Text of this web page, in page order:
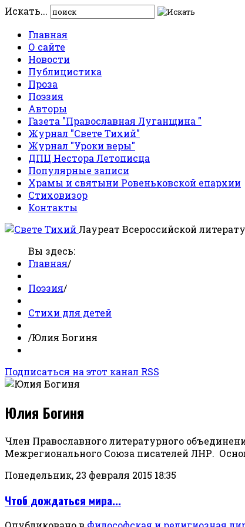
Искать...
Главная
О сайте
Новости
Публицистика
Проза
Поэзия
Авторы
Газета "Православная Луганщина "
Журнал "Свете Тихий"
Журнал "Уроки веры"
ДПЦ Нестора Летописца
Популярные записи
Храмы и святыни Ровеньковской епархии
Стиховизор
Контакты
Лауреат Всероссийской
Вы здесь:
Главная/
Поэзия/
Стихи для детей
/Юлия Богиня
Подписаться на этот канал RSS
Юлия Богиня
Член Православного литературного
Межрегионального Союза писателей ЛНР.
Понедельник, 23 февраля 2015 18:35
Чтоб дождаться мира...